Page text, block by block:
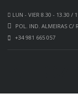
LUN - VIER 8.30 - 13.30 /
POL. IND. ALMEIRAS C/
+34 981 665 057